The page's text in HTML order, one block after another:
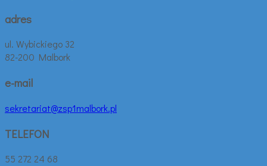
adres
ul. Wybickiego 32
82-200 Malbork
e-mail
sekretariat@zsp1malbork.pl
TELEFON
55 272 24 68